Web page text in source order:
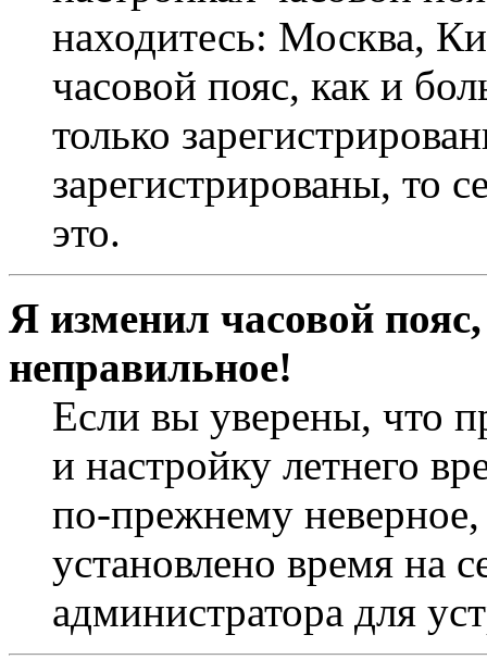
находитесь: Москва,
часовой пояс, как и
только
зарегистрированы, то
это.
Я изменил часовой
неправильное!
Если вы уверены, что
и настройку летнего
по-прежнему неверное,
установлено время на
администратора для